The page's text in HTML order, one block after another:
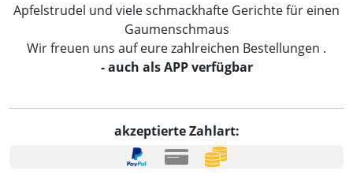
Apfelstrudel und viele schmackhafte Gerichte für einen
Gaumenschmaus
Wir freuen uns auf eure zahlreichen Bestellungen .
- auch als APP verfügbar
akzeptierte Zahlart: